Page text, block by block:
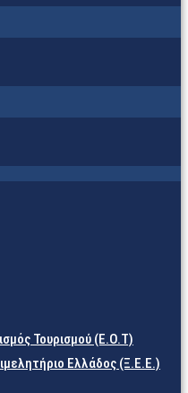
Τουρισμού (Ε.Ο.Τ)
Ελλάδος (Ξ.Ε.Ε.)